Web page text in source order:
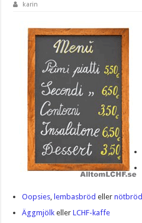
karin
Oopsies, lembasbröd ellernötbröd
Äggmjölk ellerLCHF-kaffe